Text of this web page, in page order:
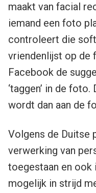
maakt van facial
iemand een foto
controleert die
vriendenlijst op de
Facebook de
‘taggen’ in de
wordt dan aan de
Volgens de Duitse
verwerking van
toegestaan en ook
mogelijk in strijd